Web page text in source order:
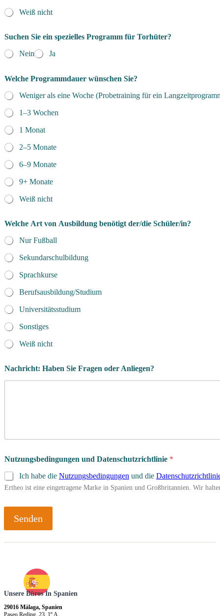
Weiß nicht
Suchen Sie ein spezielles Programm für Torhüter?
Nein
Ja
Welche Programmdauer wünschen Sie?
Weniger als eine Woche (Probetraining für ein
1–3 Wochen
1 Monat
2–5 Monate
6–9 Monate
9+ Monate
Weiß nicht
Welche Art von Ausbildung benötigt der/die Schüler/in?
Nur Fußball
Sekundarschulbildung
Sprachkurse
Berufsausbildung/Studium
Universitätsstudium
Sonstiges
Weiß nicht
Nachricht: Haben Sie Fragen oder Anliegen?
Nutzungsbedingungen und Datenschutzrichtlinie *
Ich habe die Nutzungsbedingungen und die
Ertheo ist eine eingetragene Marke in Spanien und Großbritannien. Wir
Senden
Unsere Büros In Spanien
29016 Málaga, Spanien